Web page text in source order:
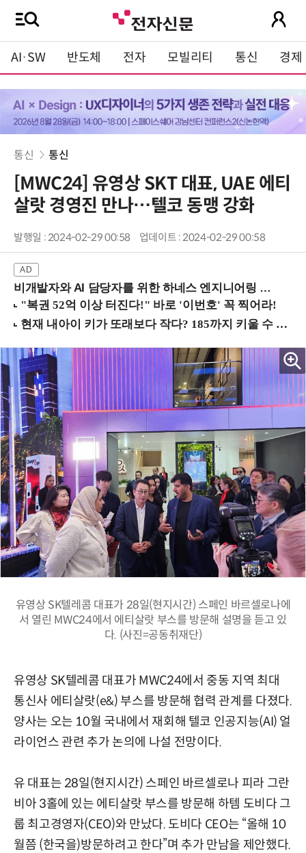
AI·SW 반도체 전자 모빌리티 통신 경제
통신 통신
[MWC24] 유영상 SKT 대표, UAE 에티
살랏 경영진 만나…텔코 동맹 강화
발행일 : 2024-02-29 00:58 업데이트 : 2024-02-29 00:58
비개발자와 AI 담당자를 위한 하네스 엔지니어링 입문과정 (8/20 신논현역)
유영상 SK텔레콤 대표가 28일(현지시간) 스페인 바르셀로나에
서 열린 MWC24에서 에티살랏 부스를 방문해 설명을 듣고 있
다. (사진=공동취재단)
유영상 SK텔레콤 대표가 MWC24에서 중동 지역 최대
통신사 에티살랏(e&) 부스를 방문해 협력 관계를 다졌다.
양사는 오는 10월 국내에서 재회해 텔코 인공지능(AI) 얼
라이언스 관련 추가 논의에 나설 전망이다.
유 대표는 28일(현지시간) 스페인 바르셀로나 피라 그란
비아 3홀에 있는 에티살랏 부스를 방문해 하템 도비다 그
룹 최고경영자(CEO)와 만났다. 도비다 CEO는 “올해 10
월쯤 (한국을)방문하려고 한다”며 추가 만남을 제안했다.